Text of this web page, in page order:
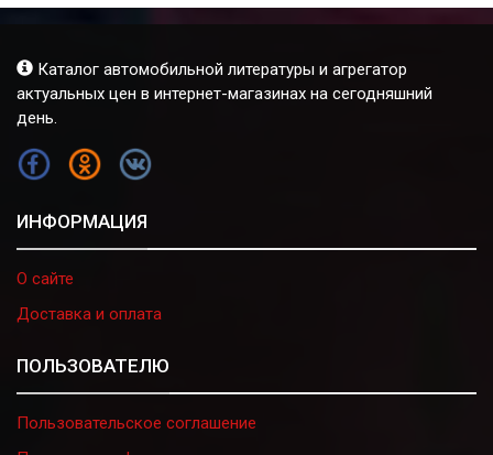
Каталог автомобильной литературы и агрегатор
актуальных цен в интернет-магазинах на сегодняшний
день.
FB OK VK
ИНФОРМАЦИЯ
О сайте
Доставка и оплата
ПОЛЬЗОВАТЕЛЮ
Пользовательское соглашение